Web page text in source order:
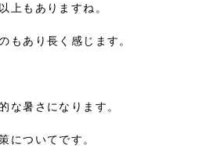
上もありますね。
もあり長く感じます。
な暑さになります。
についてです。